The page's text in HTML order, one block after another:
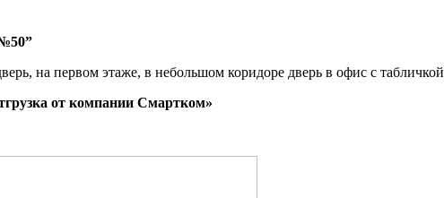
на первом этаже, в небольшом коридоре дверь в офис с табличкой
от компании Смартком»